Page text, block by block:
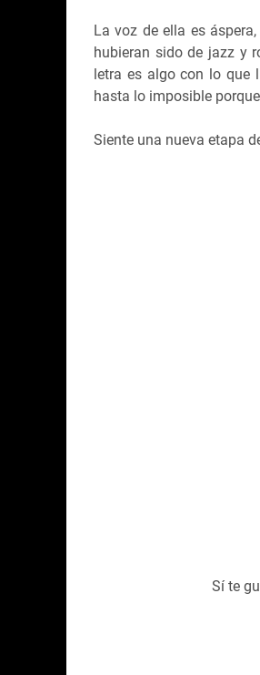
La voz de ella es
hubieran sido de jazz y
letra es algo con lo que
hasta lo imposible
Siente una nueva etapa
Sí te